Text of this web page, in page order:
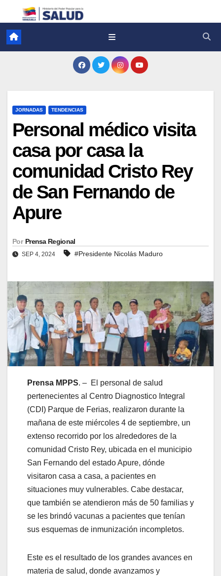
JORNADAS TENDENCIAS
Personal médico visita
casa por casa la
comunidad Cristo Rey
de San Fernando de
Apure
Por Prensa Regional
SEP 4, 2024 #Presidente Nicolás Maduro
Prensa MPPS. – El personal de salud
pertenecientes al Centro Diagnostico Integral
(CDI) Parque de Ferias, realizaron durante la
mañana de este miércoles 4 de septiembre, un
extenso recorrido por los alrededores de la
comunidad Cristo Rey, ubicada en el municipio
San Fernando del estado Apure, dónde
visitaron casa a casa, a pacientes en
situaciones muy vulnerables. Cabe destacar,
que también se atendieron más de 50 familias y
se les brindó vacunas a pacientes que tenían
sus esquemas de inmunización incompletos.
Este es el resultado de los grandes avances en
materia de salud, donde avanzamos y